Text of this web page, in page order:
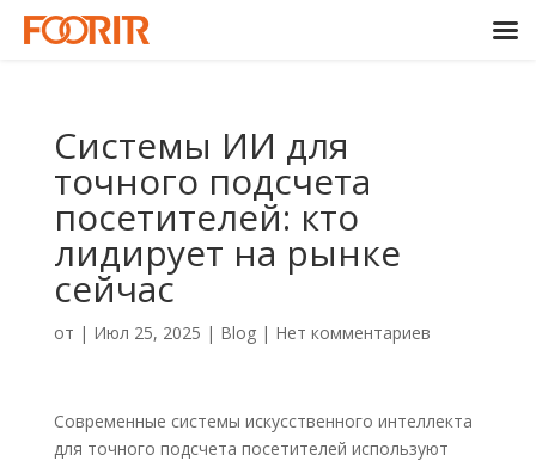
Системы ИИ для
точного подсчета
посетителей: кто
лидирует на рынке
сейчас
от | Июл 25, 2025 | Blog| Нет комментариев
Современные системы искусственного интеллекта
для точного подсчета посетителей используют